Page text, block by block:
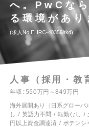
へ。PwCな
る環境があ
求人No.EHRC-40356/tkd
人事（採用・教
年収
550万円～849万円
海外展開あり（日系グローバ
し
英語力不問 転勤なし
円以上資金調達済
ポテンシ